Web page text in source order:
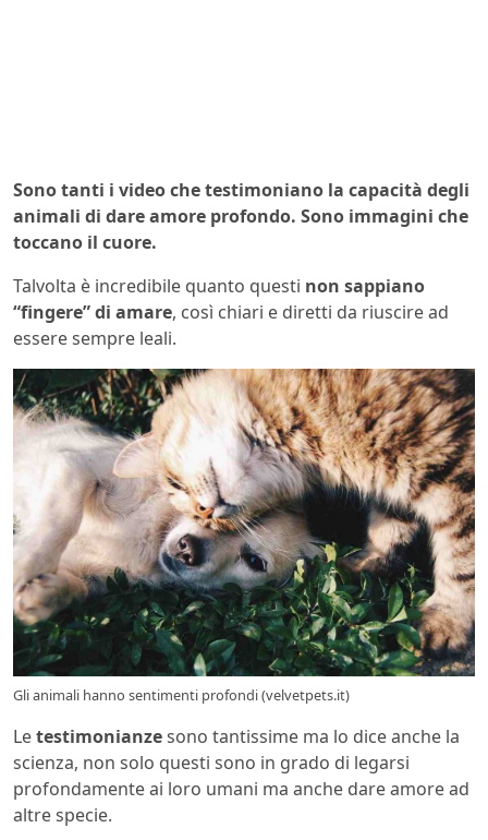
Sono tanti i video che testimoniano la capacità degli
animali di dare amore profondo. Sono immagini che
toccano il cuore.
Talvolta è incredibile quanto questi non sappiano
“fingere” di amare, così chiari e diretti da riuscire ad
essere sempre leali.
Gli animali hanno sentimenti profondi (velvetpets.it)
Letestimonianzesono tantissime ma lo dice anche la
scienza, non solo questi sono in grado di legarsi
profondamente ai loro umani ma anche dare amore ad
altre specie.